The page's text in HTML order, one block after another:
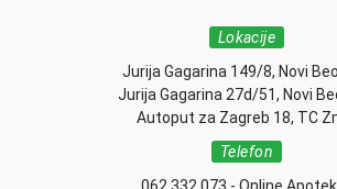
Lokacije
Jurija Gagarina 149/8, Novi
Jurija Gagarina 27d/51, Novi
Autoput za Zagreb 18, TC
Telefon